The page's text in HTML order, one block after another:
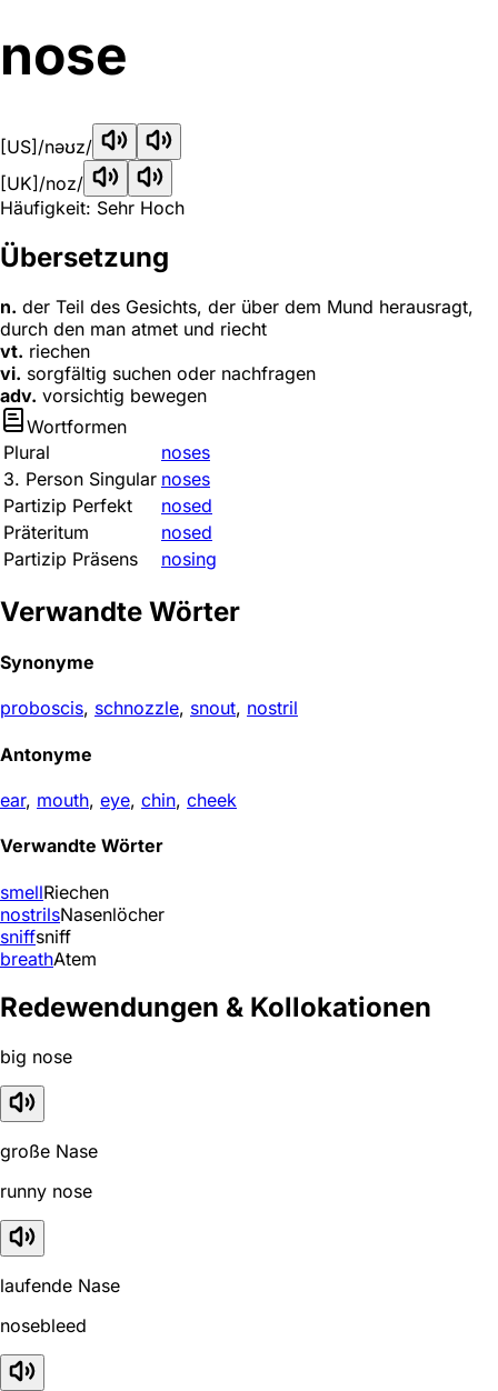
nose
[US] /nəʊz/
[UK] /noz/
Häufigkeit: Sehr Hoch
Übersetzung
n. der Teil des Gesichts, der über dem Mund herausragt,
durch den man atmet und riecht
vt. riechen
vi. sorgfältig suchen oder nachfragen
adv. vorsichtig bewegen
Wortformen
Plural
noses
3. Person Singular noses
Partizip Perfekt
nosed
Präteritum
nosed
Partizip Präsens
nosing
Verwandte Wörter
Synonyme
proboscis, schnozzle, snout, nostril
Antonyme
ear, mouth, eye, chin, cheek
Verwandte Wörter
smellRiechen
nostrilsNasenlöcher
sniffsniff
breathAtem
Redewendungen & Kollokationen
big nose
große Nase
runny nose
laufende Nase
nosebleed